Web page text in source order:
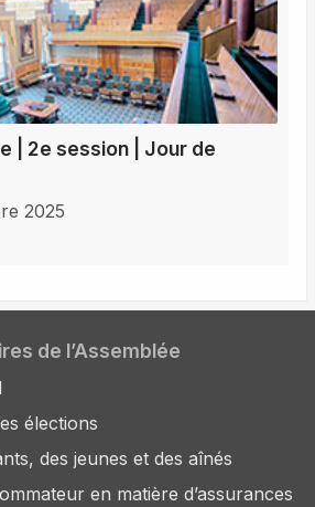
| 2e session | Jour de
2025
de l’Assemblée
élections
des jeunes et des aînés
en matière d’assurances